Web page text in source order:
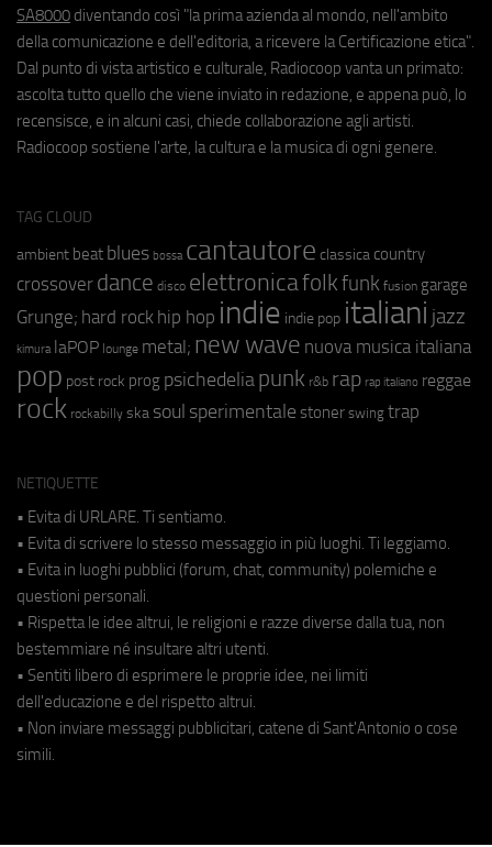
SA8000 diventando così "la prima azienda al mondo, nell'ambito
della comunicazione e dell'editoria, a ricevere la Certificazione etica".
Dal punto di vista artistico e culturale, Radiocoop vanta un primato:
ascolta tutto quello che viene inviato in redazione, e appena può, lo
recensisce, e in alcuni casi, chiede collaborazione agli artisti.
Radiocoop sostiene l'arte, la cultura e la musica di ogni genere.
TAG CLOUD
ambient beat blues bossa cantautore classica country
crossover dance disco elettronicafolkfunk fusion garage
Grunge; hard rock hip hop indie indie pop italiani jazz
kimura laPOP lounge metal; new wave nuova musica italiana
pop post rock prog psichedeliapunk r&b rap rap italiano reggae
rock rockabilly ska soul sperimentale stoner swing trap
NETIQUETTE
• Evita di URLARE. Ti sentiamo.
• Evita di scrivere lo stesso messaggio in più luoghi. Ti leggiamo.
• Evita in luoghi pubblici (forum, chat, community) polemiche e
questioni personali.
• Rispetta le idee altrui, le religioni e razze diverse dalla tua, non
bestemmiare né insultare altri utenti.
• Sentiti libero di esprimere le proprie idee, nei limiti
dell'educazione e del rispetto altrui.
• Non inviare messaggi pubblicitari, catene di Sant'Antonio o cose
simili.